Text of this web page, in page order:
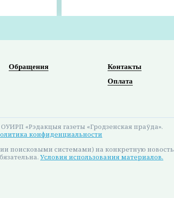
Обращения
Контакты
Оплата
«Рэдакцыя газеты «Гродзенская праўда».
конфиденциальности
поисковыми системами) на конкретную новость
Условия использования материалов.